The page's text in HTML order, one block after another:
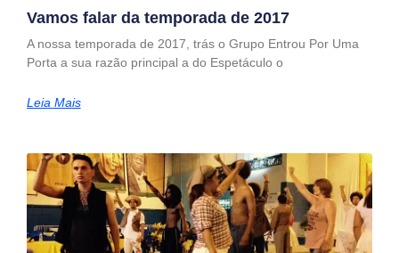
Vamos falar da temporada de 2017
A nossa temporada de 2017, trás o Grupo Entrou Por Uma
Porta a sua razão principal a do Espetáculo o
Leia Mais